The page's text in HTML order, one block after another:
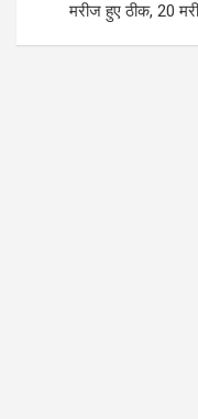
मरीज हुए ठीक, 20